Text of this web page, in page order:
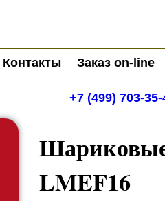
Контакты Заказ on-line
+7 (499) 703-35-
LMEF16